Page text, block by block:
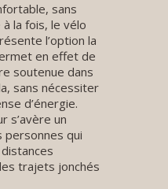
sans
la fois, le vélo
l’option la
en effet de
soutenue dans
sans nécessiter
d’énergie.
s’avère un
personnes qui
trajets jonchés